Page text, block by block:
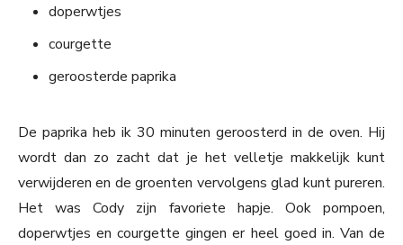
doperwtjes
courgette
geroosterde paprika
De paprika heb ik 30 minuten geroosterd in de oven. Hij
wordt dan zo zacht dat je het velletje makkelijk kunt
verwijderen en de groenten vervolgens glad kunt pureren.
Het was Cody zijn favoriete hapje. Ook pompoen,
doperwtjes en courgette gingen er heel goed in. Van de